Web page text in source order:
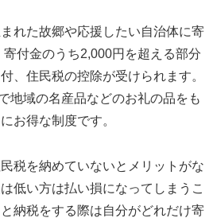
れた故郷や応援したい自治体に寄
付金のうち2,000円を超える部分
、住民税の控除が受けられます。
地域の名産品などのお礼の品をも
お得な制度です。
税を納めていないとメリットがな
低い方は払い損になってしまうこ
納税をする際は自分がどれだけ寄